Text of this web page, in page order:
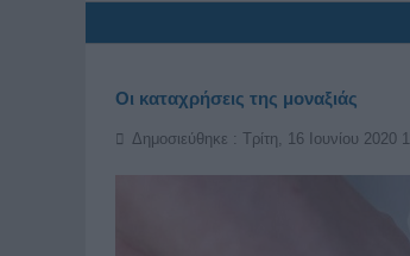
Οι καταχρήσεις της μοναξιάς
Δημοσιεύθηκε : Τρίτη, 16 Ιουνίου 2020